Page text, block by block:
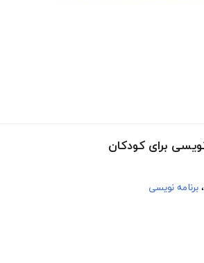
برای کودکان
، برنامه نویسی